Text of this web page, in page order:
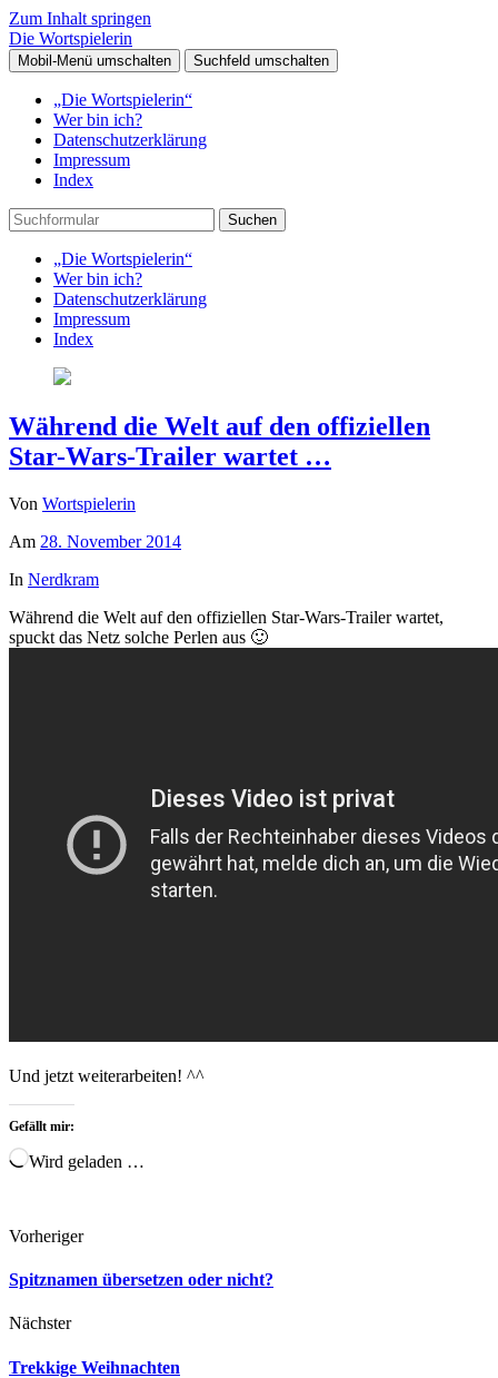
Zum Inhalt springen
Die Wortspielerin
Mobil-Menü umschalten Suchfeld umschalten
„Die Wortspielerin“
Wer bin ich?
Datenschutzerklärung
Impressum
Index
Suchen
„Die Wortspielerin“
Wer bin ich?
Datenschutzerklärung
Impressum
Index
Während die Welt auf den offiziellen
Star-Wars-Trailer wartet …
Von Wortspielerin
Am 28. November 2014
In Nerdkram
Während die Welt auf den offiziellen Star-Wars-Trailer wartet,
spuckt das Netz solche Perlen aus 🙂
Und jetzt weiterarbeiten! ^^
Gefällt mir:
Wird geladen …
Vorheriger
Spitznamen übersetzen oder nicht?
Nächster
Trekkige Weihnachten